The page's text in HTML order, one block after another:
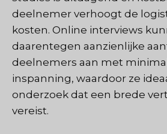
deelnemer verhoogt de
kosten. Online interviews
daarentegen aanzienlijke
deelnemers aan met
inspanning, waardoor ze
onderzoek dat een brede
vereist.